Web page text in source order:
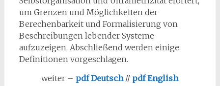
um Grenzen und Möglichkeiten der
Berechenbarkeit und Formalisierung von
Beschreibungen lebender Systeme
aufzuzeigen. Abschließend werden einige
Definitionen vorgeschlagen.
weiter – pdf Deutsch// pdf English